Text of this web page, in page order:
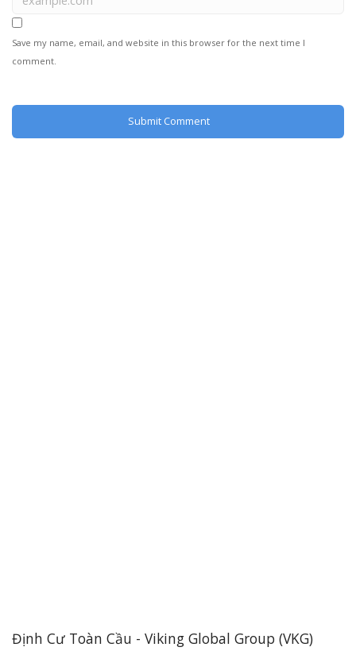
Save my name, email, and website in this browser for the next time I
comment.
Định Cư Toàn Cầu - Viking Global Group (VKG)